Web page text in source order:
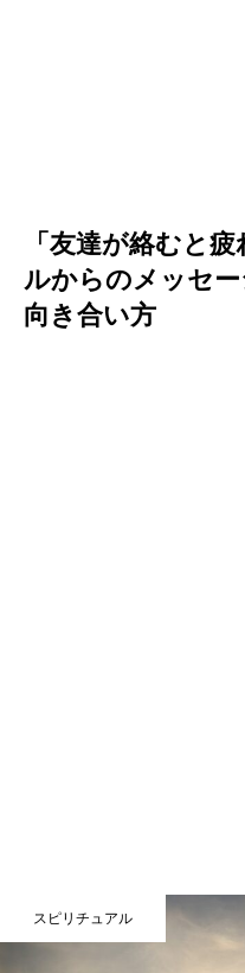
「友達が絡むと
ルからのメッセ
向き合い方
スピリチュアル